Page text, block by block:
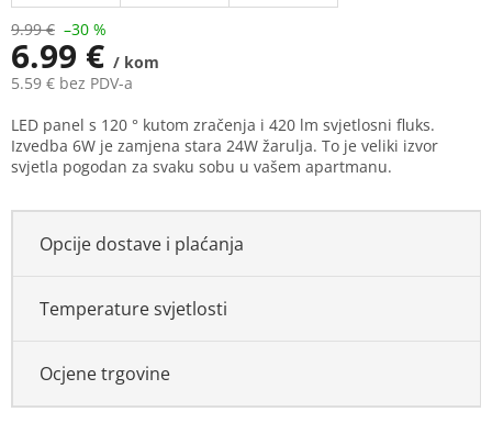
9.99 € –30 %
6.99 € / kom
5.59 € bez PDV-a
price:
LED panel s 120 ° kutom zračenja i 420 lm svjetlosni fluks.
Izvedba 6W je zamjena stara 24W žarulja. To je veliki izvor
svjetla pogodan za svaku sobu u vašem apartmanu.
Opcije dostave i plaćanja
Temperature svjetlosti
Ocjene trgovine